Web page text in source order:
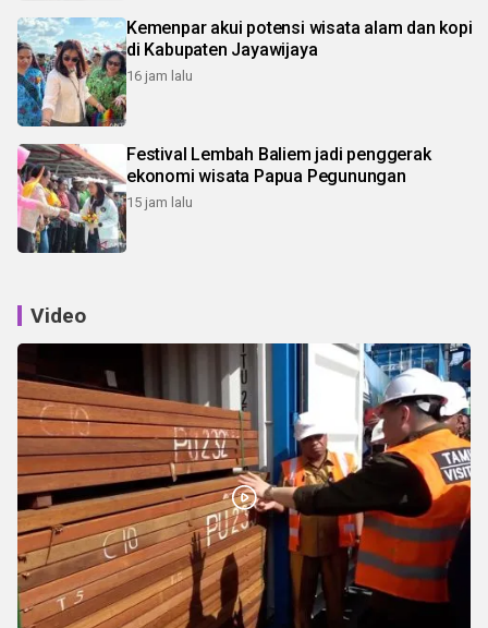
Kemenpar akui potensi wisata alam dan kopi
di Kabupaten Jayawijaya
16 jam lalu
Festival Lembah Baliem jadi penggerak
ekonomi wisata Papua Pegunungan
15 jam lalu
Video